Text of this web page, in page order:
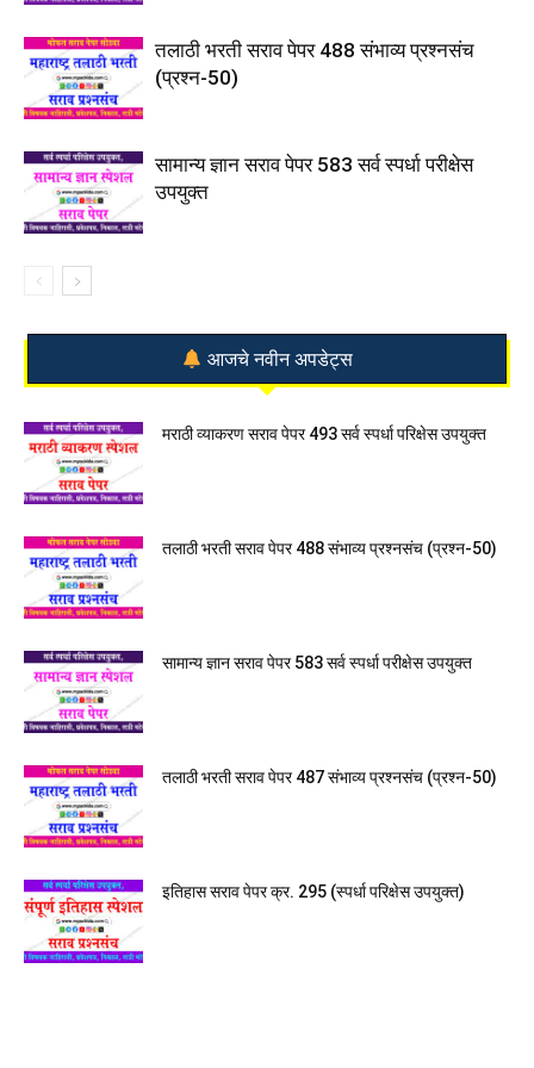
तलाठी भरती सराव पेपर 488 संभाव्य प्रश्नसंच
(प्रश्न-50)
सामान्य ज्ञान सराव पेपर 583 सर्व स्पर्धा परीक्षेस
उपयुक्त
आजचे नवीन अपडेट्स
मराठी व्याकरण सराव पेपर 493 सर्व स्पर्धा परिक्षेस उपयुक्त
तलाठी भरती सराव पेपर 488 संभाव्य प्रश्नसंच (प्रश्न-50)
सामान्य ज्ञान सराव पेपर 583 सर्व स्पर्धा परीक्षेस उपयुक्त
तलाठी भरती सराव पेपर 487 संभाव्य प्रश्नसंच (प्रश्न-50)
इतिहास सराव पेपर क्र. 295 (स्पर्धा परिक्षेस उपयुक्त)